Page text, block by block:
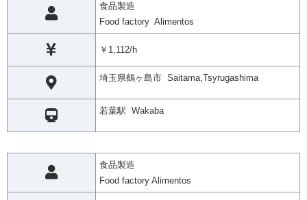
食品製造
Food factory Alimentos
￥1,112/h
埼玉県鶴ヶ島市 Saitama,Tsyrugashima
若葉駅 Wakaba
食品製造
Food factory Alimentos